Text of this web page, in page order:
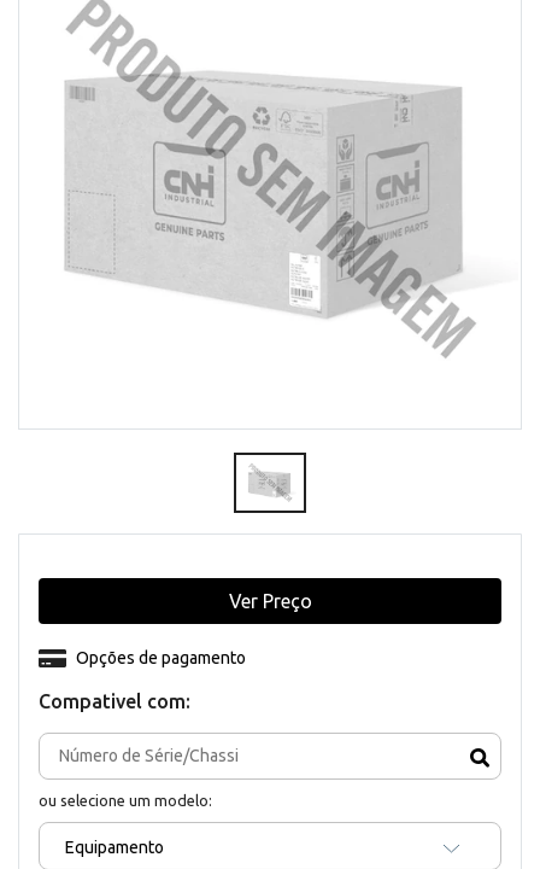
Compativel com:
ou selecione um modelo:
Equipamento
Opções de pagamento
Ver Preço